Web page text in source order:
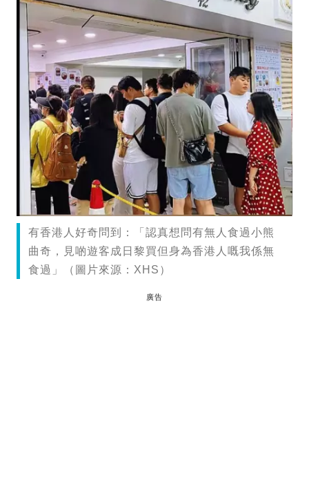
有香港人好奇問到：「認真想問有無人食過小熊
曲奇，見啲遊客成日黎買但身為香港人嘅我係無
食過」（圖片來源：XHS）
廣告